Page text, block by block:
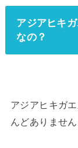
アジアヒキ
なの？
アジアヒキガ
んどありません